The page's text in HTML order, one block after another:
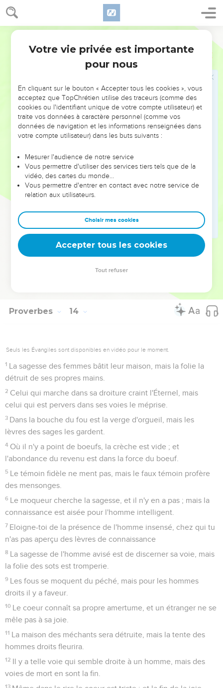
Proverbes 13
15 Le bon sens procure la faveur, mais la voie des perfides est
étalage de sa folie.
Un messager méchant tombe dans le mal, mais un
La pauvreté et la honte arrivent à qui rejette l'instruction,
mais celui qui a égard à la répréhension sera honoré.
Le désir accompli est agréable à l'âme, mais se détourner
du mal est une abomination pour les sots.
compagnon des sots s'en trouvera mal.
Le mal poursuit les pécheurs ; mais le bien est la
récompense des justes.
L'homme de bien laisse un héritage aux fils de ses fils,
mais la richesse du pécheur est réservée pour le juste.
Il y a beaucoup à manger dans le défrichement des
pauvres, mais il y a ce qui se perd faute de règle.
Celui qui épargne la verge hait son fils, mais celui qui
Proverbes 14
Seuls les Évangiles sont disponibles en vidéo pour le moment.
1 La sagesse des femmes bâtit leur maison, mais la folie la
détruit de ses propres mains.
2 Celui qui marche dans sa droiture craint l'Éternel, mais
celui qui est pervers dans ses voies le méprise.
3 Dans la bouche du fou est la verge d'orgueil, mais les
lèvres des sages les gardent.
4 Où il n'y a point de boeufs, la crèche est vide ; et
l'abondance du revenu est dans la force du boeuf.
5 Le témoin fidèle ne ment pas, mais le faux témoin profère
des mensonges.
6 Le moqueur cherche la sagesse, et il n'y en a pas ; mais la
connaissance est aisée pour l'homme intelligent.
7 Eloigne-toi de la présence de l'homme insensé, chez qui tu
n'as pas aperçu des lèvres de connaissance
8 La sagesse de l'homme avisé est de discerner sa voie, mais
la folie des sots est tromperie.
9 Les fous se moquent du péché, mais pour les hommes
droits il y a faveur.
10 Le coeur connaît sa propre amertume, et un étranger ne se
mêle pas à sa joie.
11 La maison des méchants sera détruite, mais la tente des
hommes droits fleurira.
12 Il y a telle voie qui semble droite à un homme, mais des
voies de mort en sont la fin.
13
Votre vie privée est importante
pour nous
En cliquant sur le bouton « Accepter tous les cookies », vous
acceptez que TopChrétien utilise des traceurs (comme des
cookies ou l'identifiant unique de votre compte utilisateur) et
traite vos données à caractère personnel (comme vos
données de navigation et les informations renseignées dans
votre compte utilisateur) dans les buts suivants :
Mesurer l'audience de notre service
Vous permettre d'utiliser des services tiers tels que de la
vidéo, des cartes du monde…
Vous permettre d'entrer en contact avec notre service de
relation aux utilisateurs.
Choisir mes cookies
Accepter tous les cookies
Tout refuser